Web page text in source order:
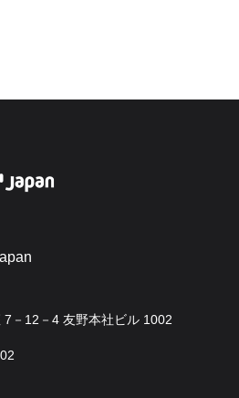
7－12－4 友野本社ビル 1002